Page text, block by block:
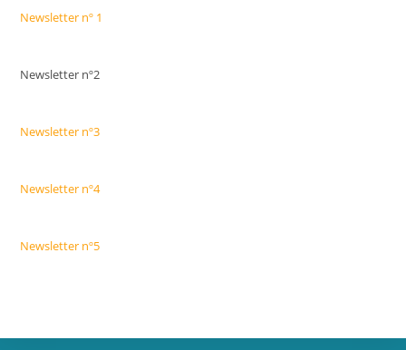
Newsletter nº 1
Newsletter nº2
Newsletter nº3
Newsletter nº4
Newsletter nº5